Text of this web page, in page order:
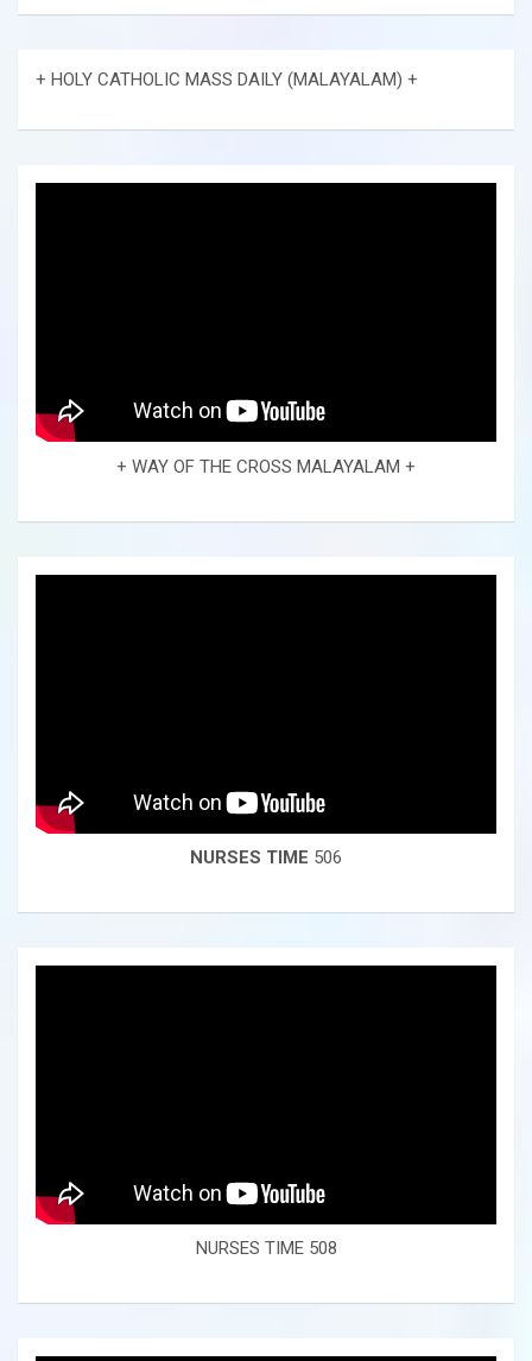
+ HOLY CATHOLIC MASS DAILY (MALAYALAM) +
+ WAY OF THE CROSS MALAYALAM +
NURSES TIME 506
NURSES TIME 508